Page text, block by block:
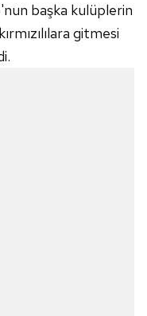
başka kulüplerin
gitmesi